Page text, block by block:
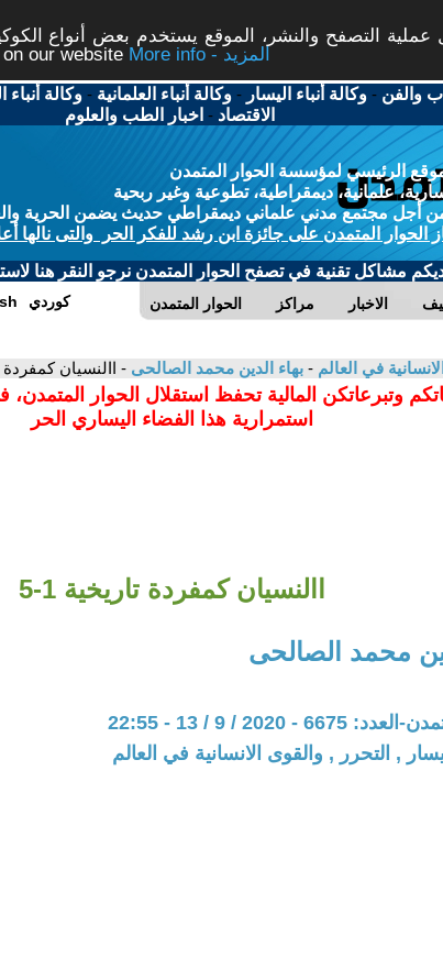
التصفح والنشر، الموقع يستخدم بعض أنواع
our website
More info - المزيد
والفن -وكالة أنباء اليسار -وكالة أنباء العلمانية -وكالة أنباء
الاقتصاد - اخبار الطب والعلوم
الرئيسي لمؤسسة الحوار المتمدن
علمانية، ديمقراطية، تطوعية وغير ربحية
أجل مجتمع مدني علماني ديمقراطي حديث يضمن الحرية
الحوار المتمدن على جائزة ابن رشد للفكر الحر والتى نالها
مشاكل تقنية في تصفح الحوار المتمدن نرجو النقر هنا
الحوار المتمدن مراكز الاخبار كوردي
في العالم - بهاء الدين محمد الصالحى - االنسيان كمفردة
وتبرعاتكن المالية تحفظ استقلال الحوار
استمرارية هذا الفضاء اليساري الحر
االنسيان كمفردة تاريخية 1-5
محمد الصالحى
- 2020 / 9 / 13 - 22:55
, التحرر , والقوى الانسانية في العالم